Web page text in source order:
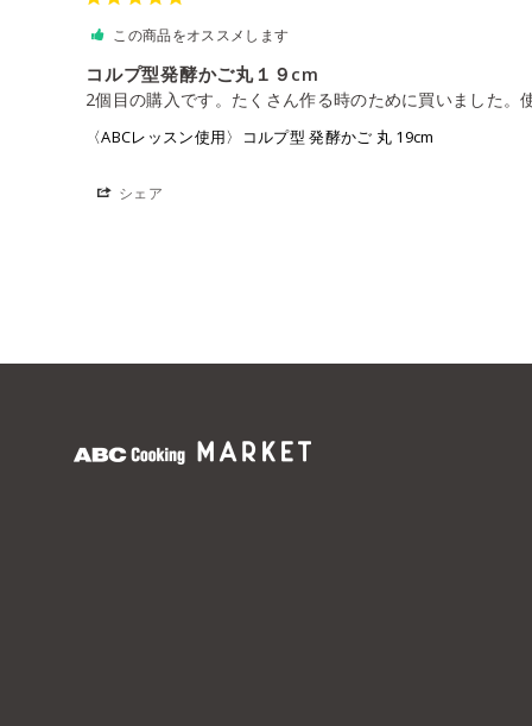
この商品をオススメします
コルプ型発酵かご丸１９cm
2個目の購入です。たくさん作る時のために買いました
〈ABCレッスン使用〉コルプ型 発酵かご 丸 19cm
シェア